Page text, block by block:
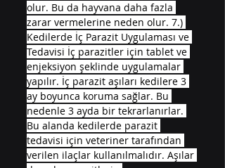
olur. Bu da hayvana daha fazla
zarar vermelerine neden olur. 7.)
Kedilerde İç Parazit Uygulaması ve
Tedavisi İç parazitler için tablet ve
enjeksiyon şeklinde uygulamalar
yapılır. İç parazit aşıları kedilere 3
ay boyunca koruma sağlar. Bu
nedenle 3 ayda bir tekrarlanırlar.
Bu alanda kedilerde parazit
tedavisi için veteriner tarafından
verilen ilaçlar kullanılmalıdır. Aşılar